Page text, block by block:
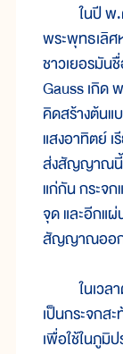
ในปี พ.ศ.
พระพุทธเลิศ
ชาวเยอรมัน
Gauss เกิด
คิดสร้างต้นแ
แสงอาทิตย์ เ
ส่งสัญญาณนี้
แก่กัน กระจ
จุด และอีกแ
สัญญาณออ
ในเวลา
เป็นกระจกส
เพื่อใช้ในภูมิ